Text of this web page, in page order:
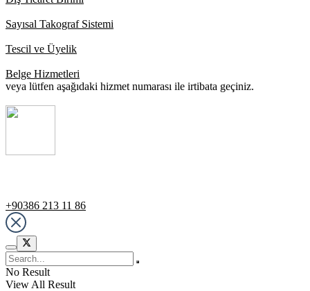
Sayısal Takograf Sistemi
Tescil ve Üyelik
Belge Hizmetleri
veya lütfen aşağıdaki hizmet numarası ile irtibata geçiniz.
+90386 213 11 86
No Result
View All Result